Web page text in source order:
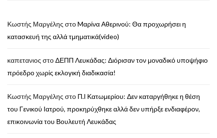
Κωστής Μαργέλης στοMαρίνα Αθερινού: Θα προχωρήσει η
κατασκευή της αλλά τμηματικά(video)
καπετανιος στοΔΕΠΠ Λευκάδας: Διόρισαν τον μοναδικό υποψήφιο
πρόεδρο χωρίς εκλογική διαδικασία!
Κωστής Μαργέλης στο Π.Ι Κατωμερίου: Δεν καταργήθηκε η θέση
του Γενικού Ιατρού, προκηρύχθηκε αλλά δεν υπήρξε ενδιαφέρον,
επικοινωνία του Βουλευτή Λευκάδας